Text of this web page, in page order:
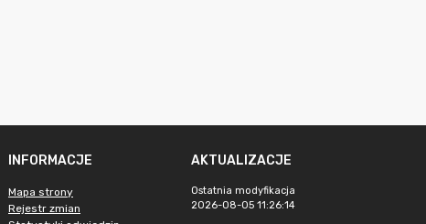
INFORMACJE
Mapa strony
Rejestr zmian
AKTUALIZACJE
Ostatnia modyfikacja
2026-08-05 11:26:14